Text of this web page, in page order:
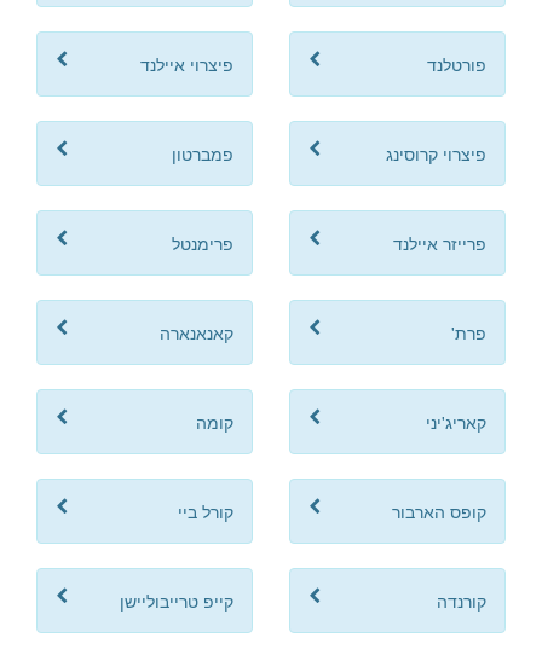
פורטלנד פיצרוי איילנד
פיצרוי קרוסינג פמברטון
פרייזר איילנד פרימנטל
פרת' קאנאנארה
קאריג'יני קומה
קופס הארבור קורל ביי
קורנדה קייפ טרייבוליישן